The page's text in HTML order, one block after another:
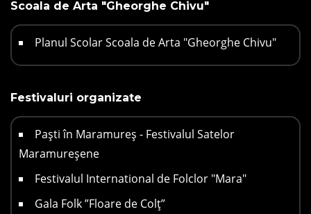
Scoala de Arta "Gheorghe Chivu"
Planul Scolar Scoala de Arta "Gheorghe Chivu"
Festivaluri organizate
Paști în Maramureș - Festivalul Satelor
Maramureșene
Festivalul International de Folclor "Mara"
Gala Folk ”Floare de Colț”